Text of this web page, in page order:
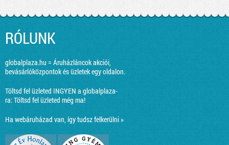
RÓLUNK
globalplaza.hu = Áruházláncok akciói,
bevásárlóközpontok és üzletek egy oldalon.
Töltsd fel üzleted INGYEN a globalplaza-
ra:Töltsd fel üzleted még ma!
Ha webáruházad van, így tudsz felkerülni »